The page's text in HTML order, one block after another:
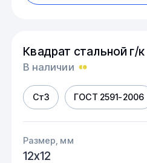
Квадрат стальной г/к
В наличии
Ст3 ГОСТ 2591-2006
Размер, мм
12х12